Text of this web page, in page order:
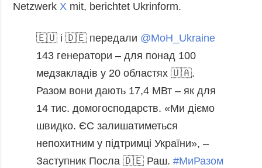
NetzwerkX mit, berichtet Ukrinform.
🇪🇺 і 🇩🇪 передали @MoH_Ukraine
143 генератори – для понад 100
медзакладів у 20 областях 🇺🇦.
Разом вони дають 17,4 МВт – як для
14 тис. домогосподарств. «Ми діємо
швидко. ЄС залишатиметься
непохитним у підтримці України», –
Заступник Посла 🇩🇪 Раш.#МиРазом